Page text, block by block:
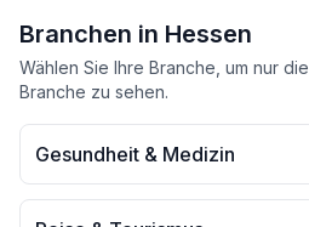
Branchen in Hessen
Wählen Sie Ihre Branche, um nur die
Branche zu sehen.
Gesundheit & Medizin